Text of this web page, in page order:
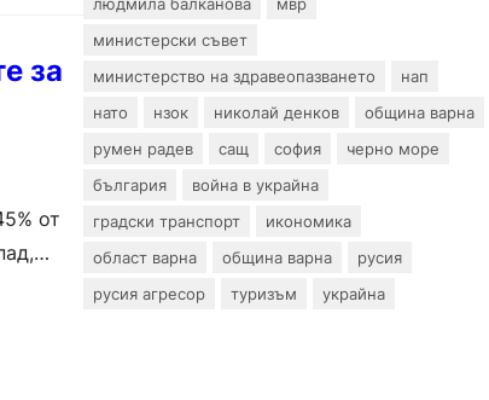
за
от
министерски съвет
министерство на здравеопазването
нап
нато
нзок николай денков
община варна
румен радев
сащ софия
черно море
българия
война в украйна
градски транспорт
икономика
област варна
община варна
русия
русия агресор
туризъм украйна